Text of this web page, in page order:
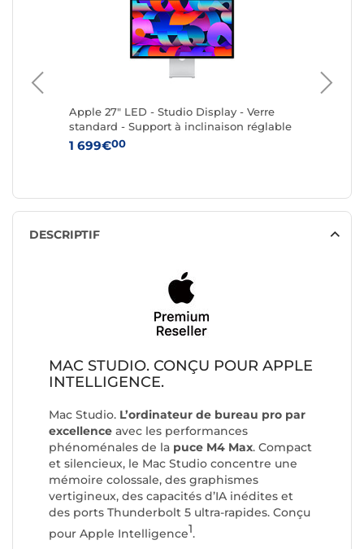
Apple 27" LED - Studio Display - Verre
standard - Support à inclinaison réglable
1 699€00
DESCRIPTIF
MAC STUDIO. CONÇU POUR APPLE
INTELLIGENCE.
Mac Studio. L’ordinateur de bureau pro par
excellence avec les performances
phénoménales de la puce M4 Max. Compact
et silencieux, le Mac Studio concentre une
mémoire colossale, des graphismes
vertigineux, des capacités d’IA inédites et
des ports Thunderbolt 5 ultra-rapides. Conçu
pour Apple Intelligence1.